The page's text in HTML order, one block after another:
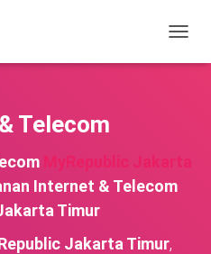
Telecom
MyRepublic Jakarta
Internet & Telecom
Timur
Jakarta Timur,